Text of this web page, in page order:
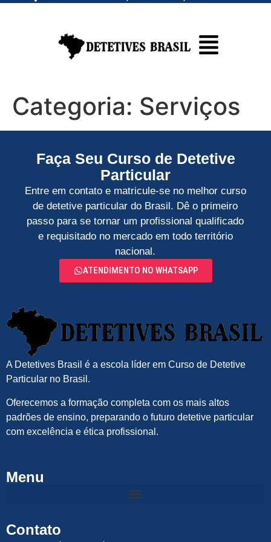
Categoria: Serviços
Faça Seu Curso de Detetive
Particular
Entre em contato e matricule-se no melhor curso
de detetive particular do Brasil. Dê o primeiro
passo para se tornar um profissional qualificado
e requisitado no mercado em todo território
nacional.
ATENDIMENTO NO WHATSAPP
A Detetives Brasil é a escola líder em Curso de Detetive
Particular no Brasil.
Oferecemos a formação completa com os mais altos
padrões de ensino, preparando o futuro detetive particular
com excelência e ética profissional.
Menu
Contato